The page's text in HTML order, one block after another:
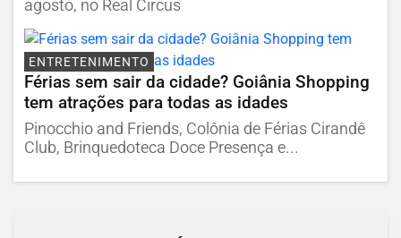
agosto, no Real Circus
ENTRETENIMENTO
Férias sem sair da cidade? Goiânia Shopping
tem atrações para todas as idades
Pinocchio and Friends, Colônia de Férias Cirandê
Club, Brinquedoteca Doce Presença e...